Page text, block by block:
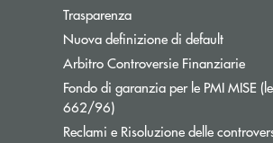
Trasparenza
Nuova definizione di default
Arbitro Controversie Finanziarie
Fondo di garanzia per le PMI MISE
662/96)Apre una nuova finestra
Reclami e Risoluzione delle